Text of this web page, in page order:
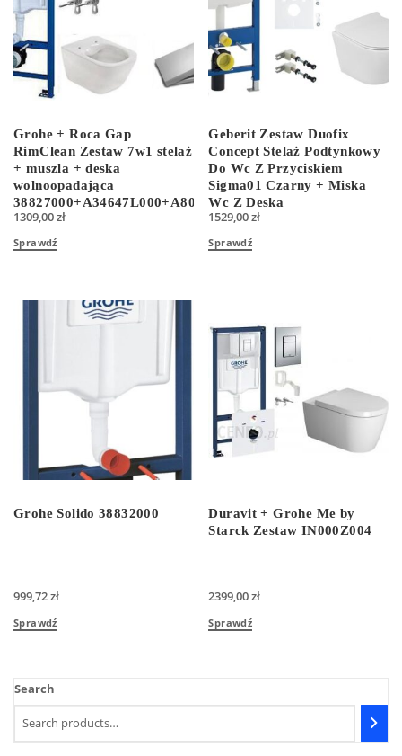
Grohe + Roca Gap
RimClean Zestaw 7w1 stelaż
+ muszla + deska
wolnoopadająca
38827000+A34647L000+A801472004
1309,00zł
Sprawdź
Geberit Zestaw Duofix
Concept Stelaż Podtynkowy
Do Wc Z Przyciskiem
Sigma01 Czarny + Miska
Wc Z Deską
1529,00zł
Sprawdź
Grohe Solido 38832000
999,72zł
Sprawdź
Duravit + Grohe Me by
Starck Zestaw IN000Z004
2399,00zł
Sprawdź
Search